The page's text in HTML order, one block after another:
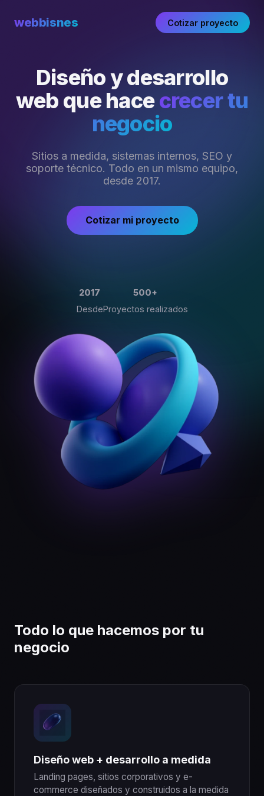
webbisnes Cotizar proyecto
Diseño y desarrollo
web que hacecrecer tu
negocio
Sitios a medida, sistemas internos, SEO y
soporte técnico. Todo en un mismo equipo,
desde 2017.
Cotizar mi proyecto
2017
Desde
500+
Proyectos realizados
Todo lo que hacemos por tu
negocio
Diseño web + desarrollo a medida
Landing pages, sitios corporativos y e-
commerce diseñados y construidos a la medida